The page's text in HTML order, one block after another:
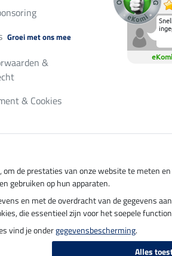
Groei met ons mee
&
& Cookies
eKomi
de prestaties van onze website te meten
gebruiken op hun apparaten.
en met de overdracht van de gegevens
die essentieel zijn voor het soepele
vind je ondergegevensbescherming.
Alles